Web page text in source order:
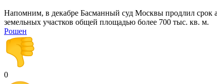
Напомним, в декабре Басманный суд Москвы продлил срок
земельных участков общей площадью более 700 тыс. кв. м.
Рошен
0